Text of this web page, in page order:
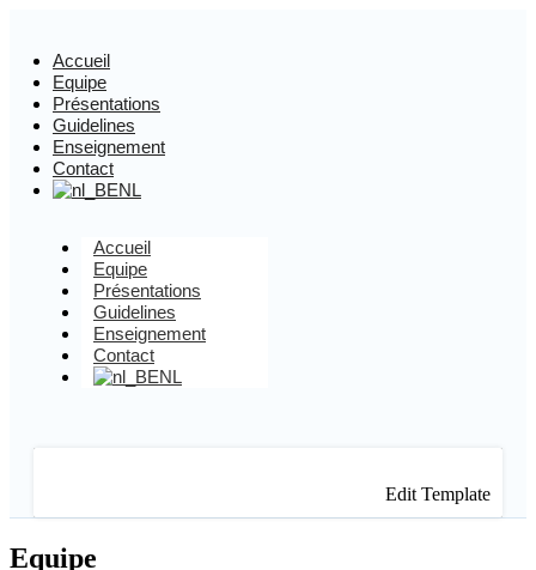
Accueil
Equipe
Présentations
Guidelines
Enseignement
Contact
NL
Accueil
Equipe
Présentations
Guidelines
Enseignement
Contact
NL
Edit Template
Equipe